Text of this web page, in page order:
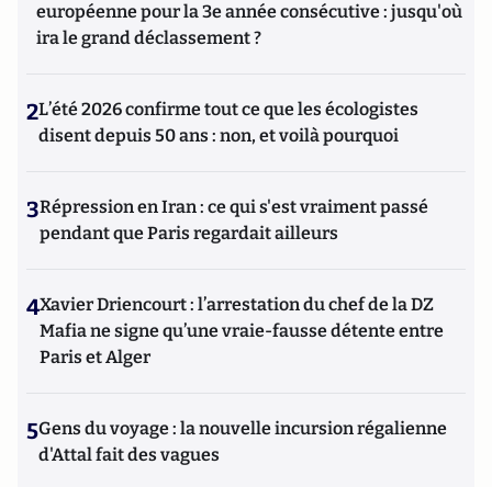
européenne pour la 3e année consécutive : jusqu'où
ira le grand déclassement ?
2L’été 2026 confirme tout ce que les écologistes
disent depuis 50 ans : non, et voilà pourquoi
3Répression en Iran : ce qui s'est vraiment passé
pendant que Paris regardait ailleurs
4Xavier Driencourt : l’arrestation du chef de la DZ
Mafia ne signe qu’une vraie-fausse détente entre
Paris et Alger
5Gens du voyage : la nouvelle incursion régalienne
d'Attal fait des vagues